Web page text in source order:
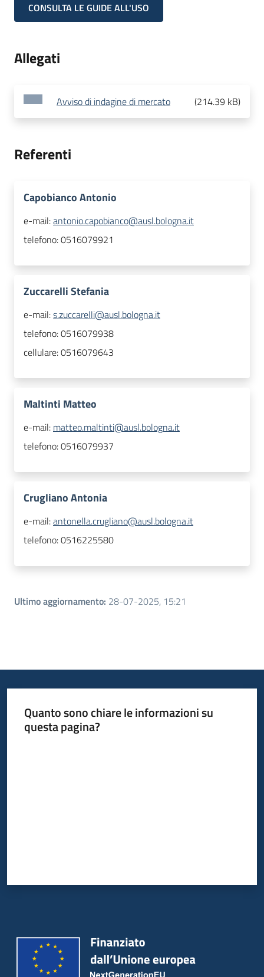
CONSULTA LE GUIDE ALL'USO
Allegati
Avviso di indagine di mercato (214.39 kB)
Referenti
Capobianco Antonio
e-mail:antonio.capobianco@ausl.bologna.it
telefono:0516079921
Zuccarelli Stefania
e-mail:s.zuccarelli@ausl.bologna.it
telefono:0516079938
cellulare:0516079643
Maltinti Matteo
e-mail: matteo.maltinti@ausl.bologna.it
telefono:0516079937
Crugliano Antonia
e-mail:antonella.crugliano@ausl.bologna.it
telefono:0516225580
Ultimo aggiornamento: 28-07-2025, 15:21
Quanto sono chiare le informazioni su
questa pagina?